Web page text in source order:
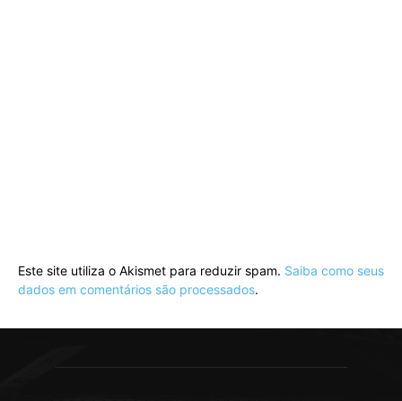
Este site utiliza o Akismet para reduzir spam. Saiba como seus
dados em comentários são processados.